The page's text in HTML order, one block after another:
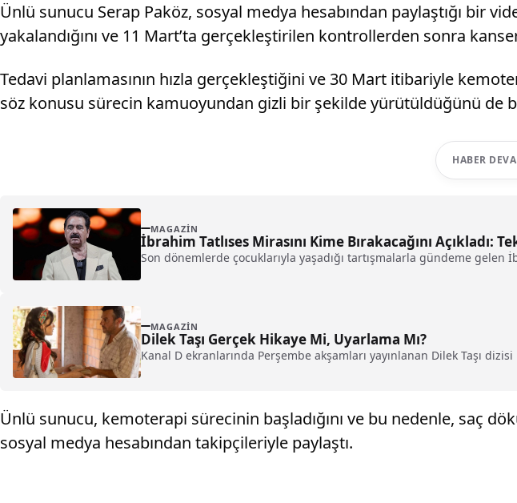
Ünlü sunucu Serap Paköz, sosyal medya hesabından paylaştığı bir
yakalandığını ve 11 Mart’ta gerçekleştirilen kontrollerden sonra
Tedavi planlamasının hızla gerçekleştiğini ve 30 Mart itibariyle
söz konusu sürecin kamuoyundan gizli bir şekilde yürütüldüğünü de
HABER
MAGAZIN
İbrahim Tatlıses Mirasını Kime Bırakacağını Açıkladı:
Son dönemlerde çocuklarıyla yaşadığı tartışmalarla gündeme
MAGAZIN
Dilek Taşı Gerçek Hikaye Mi, Uyarlama Mı?
Kanal D ekranlarında Perşembe akşamları yayınlanan Dilek Taşı
Ünlü sunucu, kemoterapi sürecinin başladığını ve bu nedenle, saç
sosyal medya hesabından takipçileriyle paylaştı.